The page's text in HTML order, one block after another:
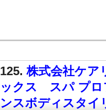
125.株式会社ケア
ックス スパ プ
ンスボディスタイ